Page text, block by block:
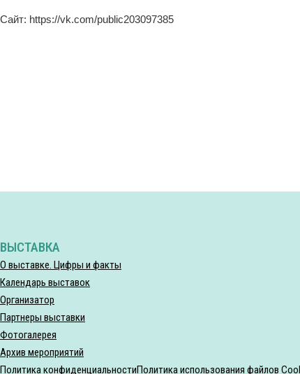
Сайт: https://vk.com/public203097385
ВЫСТАВКА
О выставке. Цифры и факты
Календарь выставок
Организатор
Партнеры выставки
Фотогалерея
Архив мероприятий
Политика конфиденциальностиПолитика использования файлов